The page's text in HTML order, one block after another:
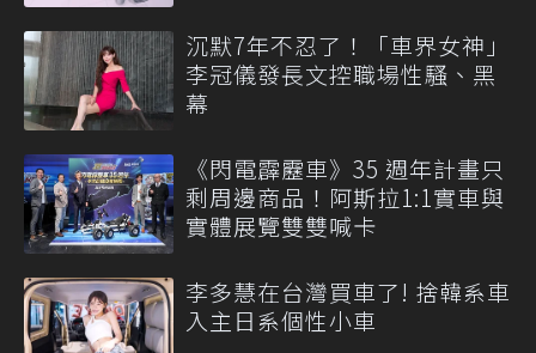
沉默7年不忍了！「車界女神」
李冠儀發長文控職場性騷、黑
幕
《閃電霹靂車》35 週年計畫只
剩周邊商品！阿斯拉1:1實車與
實體展覽雙雙喊卡
李多慧在台灣買車了! 捨韓系車
入主日系個性小車